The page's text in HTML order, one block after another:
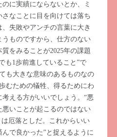
に実績にならないとか、ミ
なことに目を向けては落ち
失敗やアンチの言葉に大き
ものですから、仕方のない
をみることが2025年の課題
も1歩前進していること”で
も大きな意味のあるものなの
むための犠牲、得るためにわ
える方がいいでしょう。“悪
いことが起こるのではない
厄落としだ。これからいい
で良かった”と捉えるように